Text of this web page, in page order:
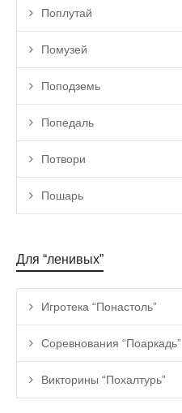
Поплутай
Помузей
Поподземь
Попедаль
Потвори
Пошарь
Для “ленивых”
Игротека “Понастоль”
Соревнования “Поаркадь”
Викторины “Похалтурь”